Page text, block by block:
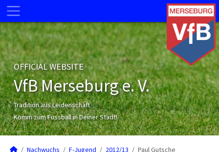
OFFICIAL WEBSITE
VfB Merseburg e. V.
Tradition aus Leidenschaft
Komm zum Fussball in Deiner Stadt!
Nachwuchs F-Jugend 2012/13 Paul Gutsche